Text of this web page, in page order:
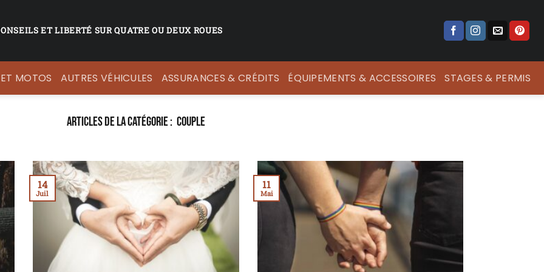
ET LIBERTÉ SUR QUATRE OU DEUX ROUES
MOTOS AUTRES VÉHICULES ASSURANCES & CRÉDITS ÉQUIPEMENTS & ACCESSOIRES STAGES & PERMIS
COUPLE
14
Juil
11
Mai